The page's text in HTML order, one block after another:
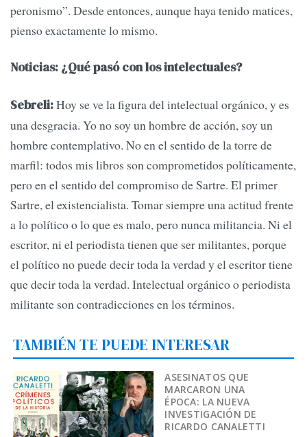
peronismo”. Desde entonces, aunque haya tenido matices,
pienso exactamente lo mismo.
Noticias: ¿Qué pasó con los intelectuales?
Sebreli:Hoy se ve la figura del intelectual orgánico, y es
una desgracia. Yo no soy un hombre de acción, soy un
hombre contemplativo. No en el sentido de la torre de
marfil: todos mis libros son comprometidos políticamente,
pero en el sentido del compromiso de Sartre. El primer
Sartre, el existencialista. Tomar siempre una actitud frente
a lo político o lo que es malo, pero nunca militancia. Ni el
escritor, ni el periodista tienen que ser militantes, porque
el político no puede decir toda la verdad y el escritor tiene
que decir toda la verdad. Intelectual orgánico o periodista
militante son contradicciones en los términos.
TAMBIÉN TE PUEDE INTERESAR
ASESINATOS QUE
MARCARON UNA
ÉPOCA: LA NUEVA
INVESTIGACIÓN DE
RICARDO CANALETTI